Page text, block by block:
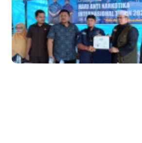
Forkopimcam Perkuat
Musyawarah LAM Ke-3 Tualang Sukses,
Resmi Terpilih Pimpin